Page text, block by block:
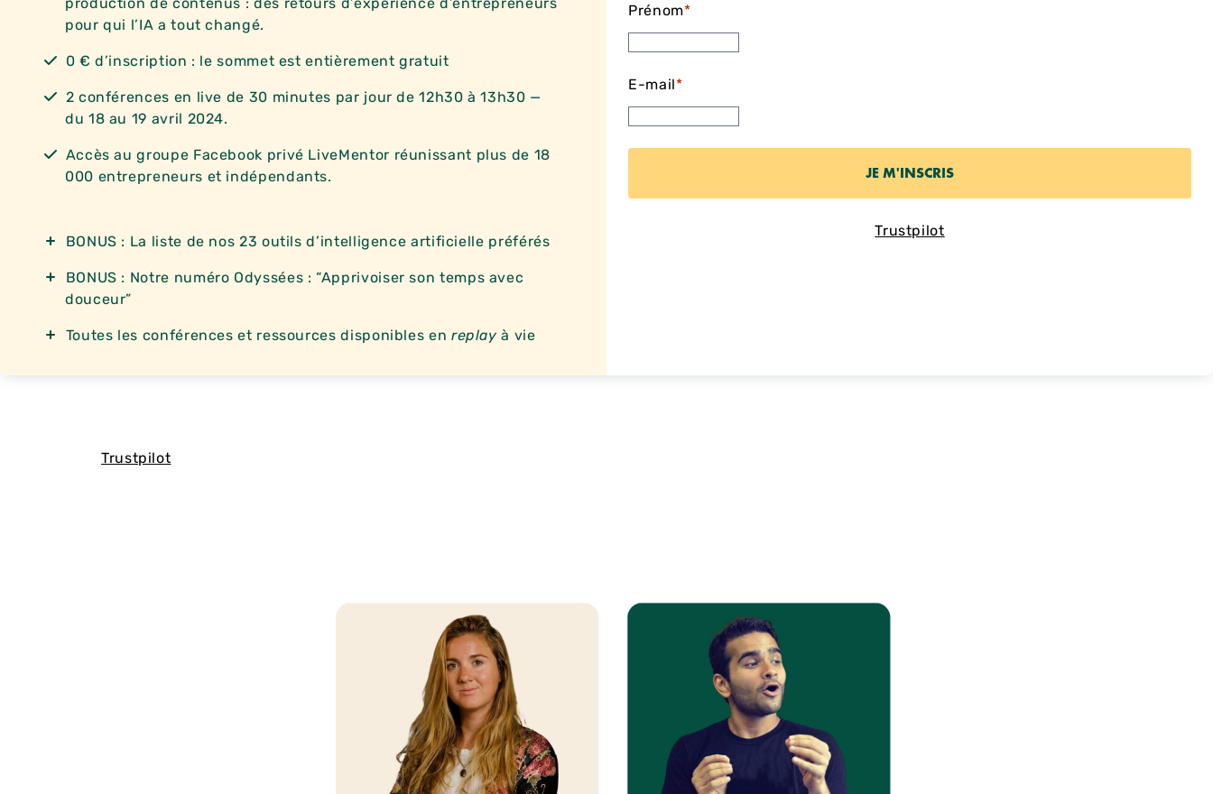
pour qui l’IA a tout changé.
0 € d’inscription : le sommet est entièrement gratuit
2 conférences en live de 30 minutes par jour de 12h30 à 13h30 —
du 18 au 19 avril 2024.
Accès au groupe Facebook privé LiveMentor réunissant plus de 18
000 entrepreneurs et indépendants.
BONUS : La liste de nos 23 outils d’intelligence artificielle préférés
BONUS : Notre numéro Odyssées : “Apprivoiser son temps avec
douceur”
Toutes les conférences et ressources disponibles en replay à vie
Prénom*
E-mail*
Trustpilot
Trustpilot